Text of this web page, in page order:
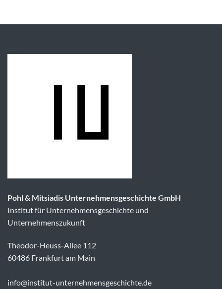
Pohl & Mitsiadis Unternehmensgeschichte GmbH
Institut für Unternehmensgeschichte und
Unternehmenszukunft
Theodor-Heuss-Allee 112
60486 Frankfurt am Main
info@institut-unternehmensgeschichte.de